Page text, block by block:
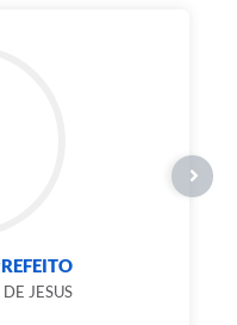
e...
da Silva